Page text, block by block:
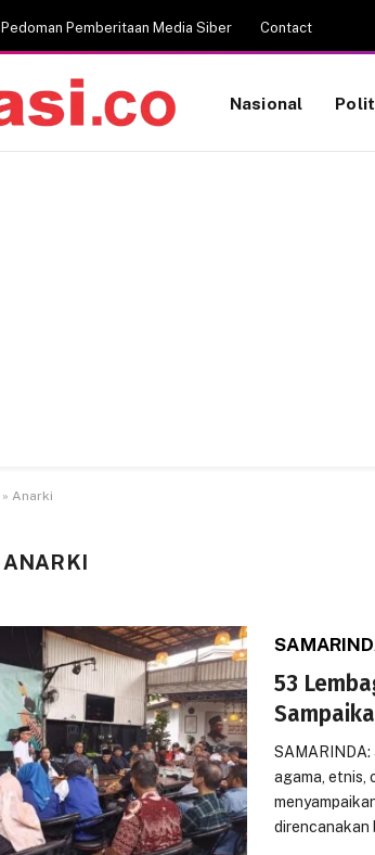
Pedoman Pemberitaan Media Siber Contact
Nasional
» Anarki
ANARKI
53
agama, etnis,